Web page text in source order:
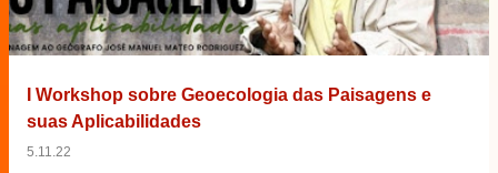
I Workshop sobre Geoecologia das Paisagens e
suas Aplicabilidades
5.11.22